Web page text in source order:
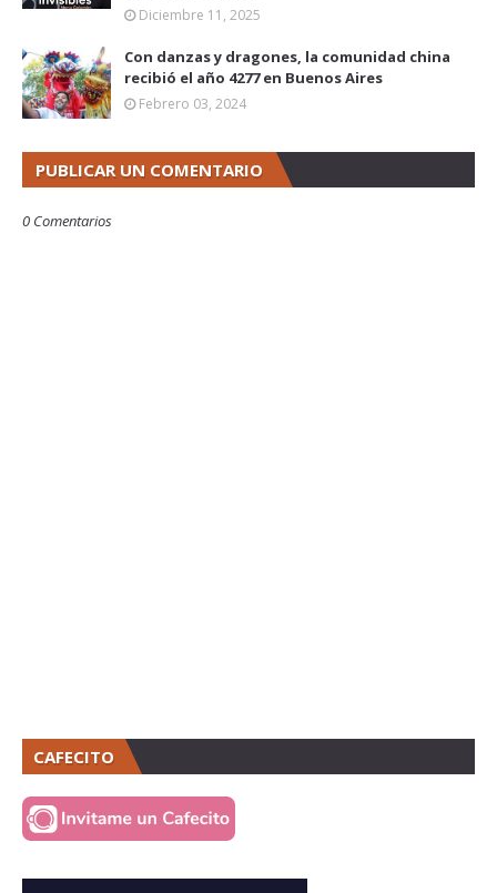
Diciembre 11, 2025
Con danzas y dragones, la comunidad china
recibió el año 4277 en Buenos Aires
Febrero 03, 2024
PUBLICAR UN COMENTARIO
0 Comentarios
CAFECITO